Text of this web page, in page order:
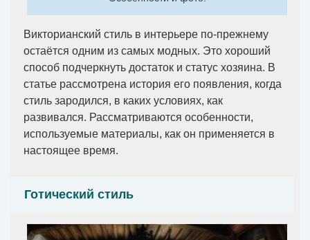
Викторианский стиль в интерьере по-прежнему
остаётся одним из самых модных. Это хороший
способ подчеркнуть достаток и статус хозяина. В
статье рассмотрена история его появления, когда
стиль зародился, в каких условиях, как
развивался. Рассматриваются особенности,
используемые материалы, как он применяется в
настоящее время.
Готический стиль